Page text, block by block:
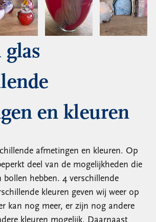
glas
en kleuren
afmetingen en kleuren. Op
deel van de mogelijkheden die
bollen hebben. 4 verschillende
kleuren geven wij weer op
kan nog meer, er zijn nog andere